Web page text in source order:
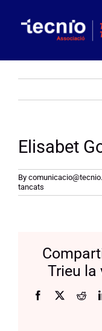
content
Partners
Actualitat
Manifest
Elisabet
By
tancats
Elisabet
Trieu
Facebook
X